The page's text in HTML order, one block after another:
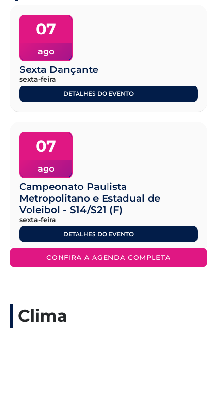
07
ago
Sexta Dançante
sexta-feira
DETALHES DO EVENTO
07
ago
Campeonato Paulista
Metropolitano e Estadual de
Voleibol - S14/S21 (F)
sexta-feira
DETALHES DO EVENTO
CONFIRA A AGENDA COMPLETA
Clima